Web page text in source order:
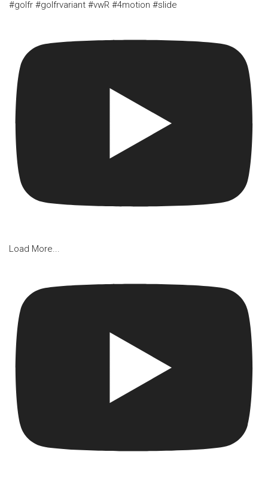
#golfr #golfrvariant #vwR #4motion #slide
Load More...